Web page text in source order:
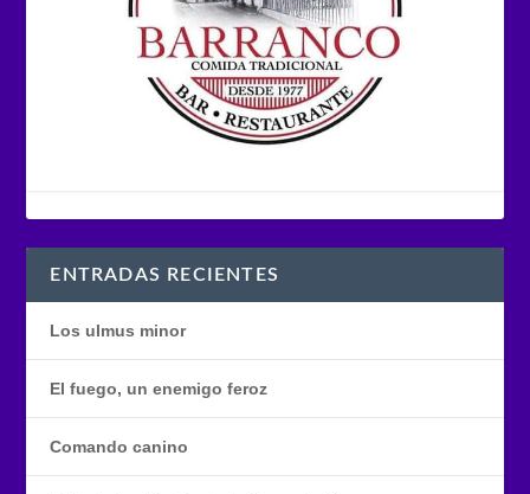
ENTRADAS RECIENTES
Los ulmus minor
El fuego, un enemigo feroz
Comando canino